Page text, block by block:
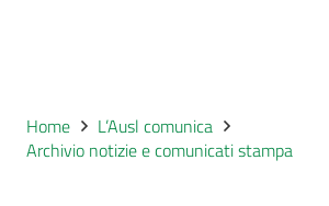
Home
L’Ausl comunica
Archivio notizie e comunicati stampa